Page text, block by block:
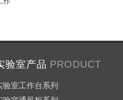
验室产品 PRODUCT
验室工作台系列